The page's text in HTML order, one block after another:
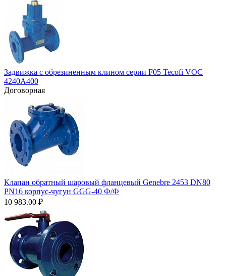
Задвижка с обрезиненным клином серии F05 Tecofi VOC
4240A400
Договорная
Клапан обратный шаровый фланцевый Genebre 2453 DN80
PN16 корпус-чугун GGG-40 Ф/Ф
10 983.00 ₽